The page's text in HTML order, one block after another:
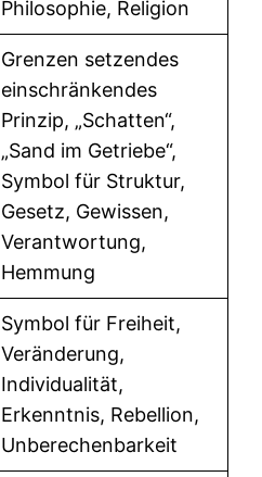
Philosophie, Religion
Grenzen setzendes
einschränkendes
Prinzip, „Schatten“,
„Sand im Getriebe“,
Symbol für Struktur,
Gesetz, Gewissen,
Verantwortung,
Hemmung
Symbol für Freiheit,
Veränderung,
Individualität,
Erkenntnis, Rebellion,
Unberechenbarkeit